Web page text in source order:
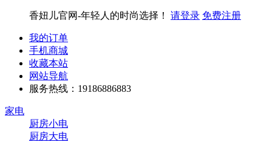
香妞儿官网-年轻人的时尚选择！ 请登录 免费注册
我的订单
手机商城
收藏本站
网站导航
服务热线：19186886883
家电
厨房小电
厨房大电